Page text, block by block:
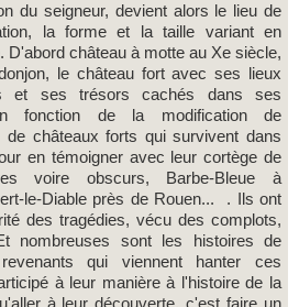
du seigneur, devient alors le lieu de
la forme et la taille variant en
D'abord château à motte au Xe siècle,
le château fort avec ses lieux
et ses trésors cachés dans ses
fonction de la modification de
de châteaux forts qui survivent dans
en témoigner avec leur cortège de
voire obscurs, Barbe-Bleue à
le-Diable près de Rouen... . Ils ont
des tragédies, vécu des complots,
nombreuses sont les histoires de
qui viennent hanter ces
à leur manière à l'histoire de la